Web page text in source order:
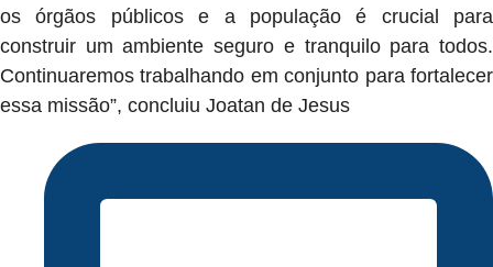
os órgãos públicos e a população é crucial para
construir um ambiente seguro e tranquilo para todos.
Continuaremos trabalhando em conjunto para fortalecer
essa missão”, concluiu Joatan de Jesus